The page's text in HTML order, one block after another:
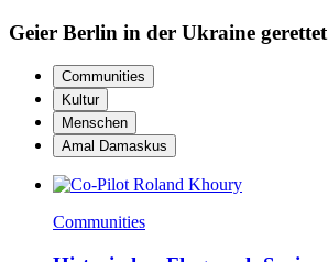
Geier Berlin in der Ukraine gerettet
Communities
Kultur
Menschen
Amal Damaskus
Communities